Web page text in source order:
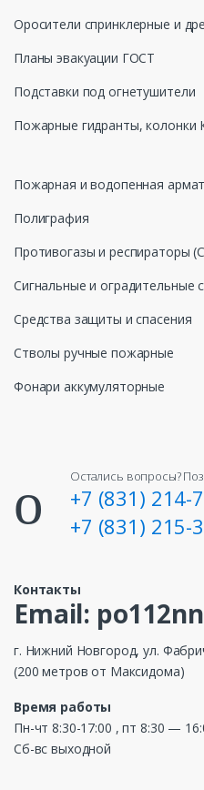
Оросители спринклерные и
Планы эвакуации ГОСТ
Подставки под огнетушители
Пожарные гидранты, колонки
Пожарная и водопенная
Полиграфия
Противогазы и респираторы
Сигнальные и оградительные
Средства защиты и спасения
Стволы ручные пожарные
Фонари аккумуляторные
Остались вопросы?
+7 (831) 214-
+7 (831) 215-
Контакты
Email:
г. Нижний Новгород, ул.
(200 метров от Максидома)
Время работы
Пн-чт 8:30-17:00 , пт 8:30 —
Сб-вс выходной